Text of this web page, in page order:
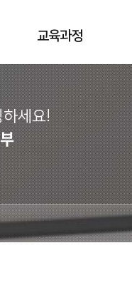
교육과정
세요!